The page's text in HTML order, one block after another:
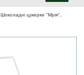
Шоколадні цукерки "Мрія",